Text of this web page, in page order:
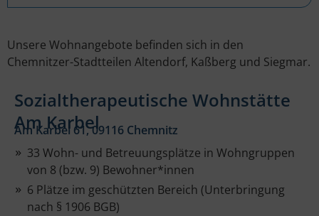
Unsere Wohnangebote befinden sich in den
Chemnitzer-Stadtteilen Altendorf, Kaßberg und Siegmar.
Sozialtherapeutische Wohnstätte
Am Karbel
Am Karbel 61, 09116 Chemnitz
33 Wohn- und Betreuungsplätze in Wohngruppen
von 8 (bzw. 9) Bewohner*innen
6 Plätze im geschützten Bereich (Unterbringung
nach § 1906 BGB)